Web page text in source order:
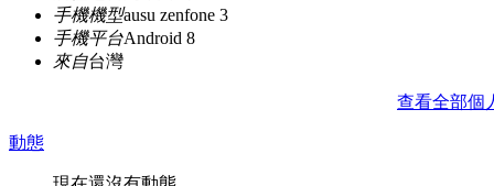
手機機型ausu zenfone 3
手機平台Android 8
來自台灣
查看全部個
動態